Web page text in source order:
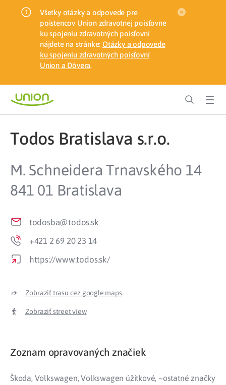
Všetky otázky a odpovede pre
poistencov Union zdravotnej poisťovne
ku spojeniu zdravotných poisťovní
nájdete na stránke: Otázky a odpovede
ku spojeniu zdravotných poisťovní
Union a Dôvera.
Todos Bratislava s.r.o.
M. Schneidera Trnavského 14
841 01 Bratislava
todosba@todos.sk
+421 2 69 20 23 14
https://www.todos.sk/
Zobraziť trasu cez google maps
Zobraziť street view
Zoznam opravovaných značiek
Škoda, Volkswagen, Volkswagen úžitkové, ~ostatné značky